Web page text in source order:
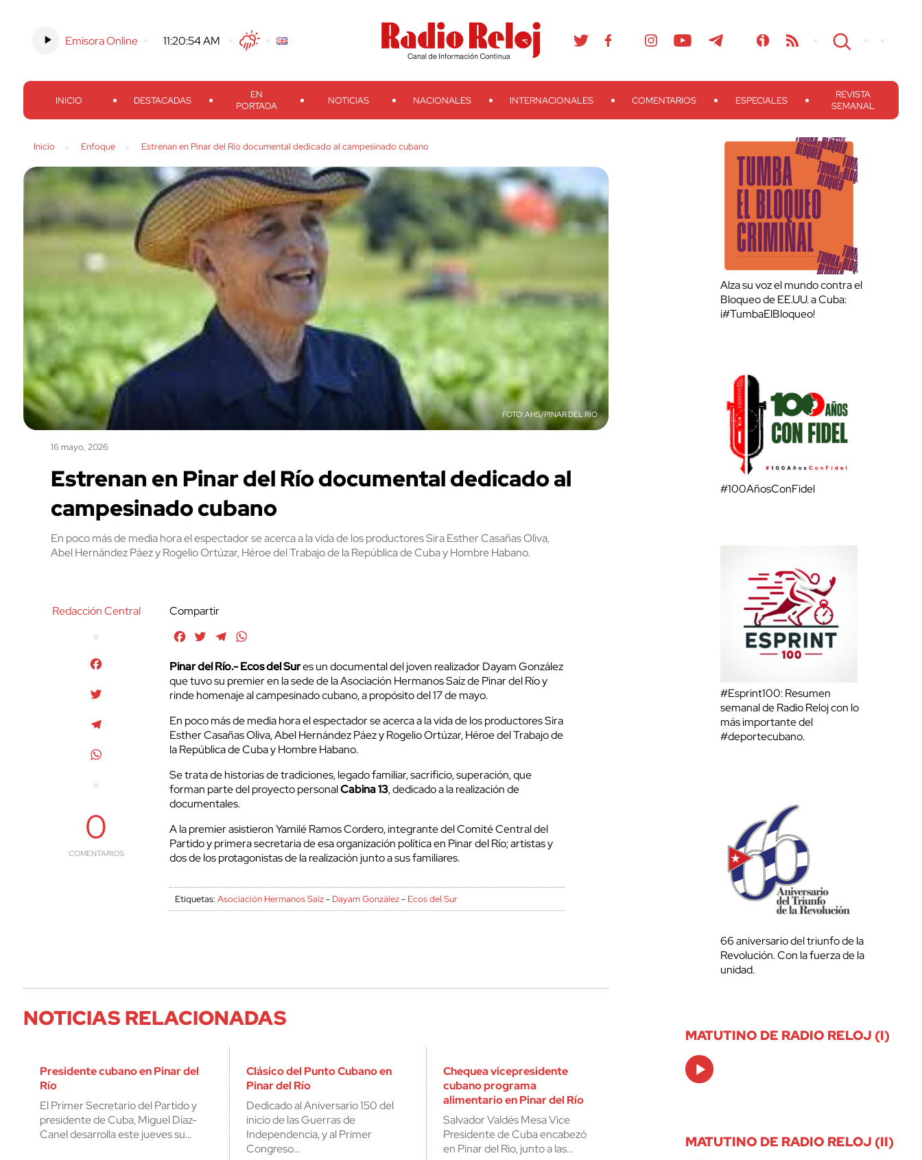
Emisora Online -11:20:55 AM TwitterFacebook
Threads
Instagram TelegramTeveo Ivoox RSS Search
INICIO DESTACADAS
EN
PORTADA
NOTICIAS NACIONALES INTERNACIONALES COMENTARIOS ESPECIALES
REVISTA
SEMANAL
Inicio Enfoque Estrenan en Pinar del Río documental dedicado al campesinado cubano
AHS/PINAR DEL RÍO
16 mayo, 2026
Estrenan en Pinar del Río documental dedicado al
campesinado cubano
En poco más de media hora el espectador se acerca a la vida de los productores Sira Esther Casañas Oliva,
Abel Hernández Páez y Rogelio Ortúzar, Héroe del Trabajo de la República de Cuba y Hombre Habano.
Redacción Central
0
COMENTARIOS
Compartir
FacebookTwitterTelegram
Pinar del Río.- Ecos del Sures un documental del joven realizador Dayam González
que tuvo su premier en la sede de la Asociación Hermanos Saíz de Pinar del Río y
rinde homenaje al campesinado cubano, a propósito del 17 de mayo.
En poco más de media hora el espectador se acerca a la vida de los productores Sira
Esther Casañas Oliva, Abel Hernández Páez y Rogelio Ortúzar, Héroe del Trabajo de
la República de Cuba y Hombre Habano.
Se trata de historias de tradiciones, legado familiar, sacrificio, superación, que
forman parte del proyecto personalCabina 13, dedicado a la realización de
documentales.
A la premier asistieron Yamilé Ramos Cordero, integrante del Comité Central del
Partido y primera secretaria de esa organización política en Pinar del Río; artistas y
dos de los protagonistas de la realización junto a sus familiares.
Etiquetas:Asociación Hermanos Saíz- Dayam González- Ecos del Sur
NOTICIAS RELACIONADAS
Presidente cubano en Pinar del
Río
El Primer Secretario del Partido y
presidente de Cuba, Miguel Díaz-
Canel desarrolla este jueves su…
Clásico del Punto Cubano en
Pinar del Río
Dedicado al Aniversario 150 del
inicio de las Guerras de
Independencia, y al Primer
Congreso…
Chequea vicepresidente
cubano programa
alimentario en Pinar del Río
Salvador Valdés Mesa Vice
Presidente de Cuba encabezó
en Pinar del Rio, junto a las…
Alza su voz el mundo contra el
Bloqueo de EE.UU. a Cuba:
¡#TumbaElBloqueo!
#100AñosConFidel
#Esprint100: Resumen
semanal de Radio Reloj con lo
más importante del
#deportecubano.
66 aniversario del triunfo de la
Revolución. Con la fuerza de la
unidad.
MATUTINO DE RADIO RELOJ (I)
Audio
Player
MATUTINO DE RADIO RELOJ (II)